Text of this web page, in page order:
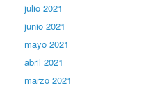
julio 2021
junio 2021
mayo 2021
abril 2021
marzo 2021